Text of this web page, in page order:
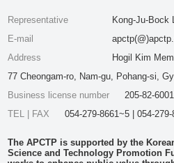
Representative
Kong-Ju-Bock
E-mail
Address
Hogil Kim
77 Cheongam-ro, Nam-gu, Pohang-si,
Business license number
205-82-
TEL | FAX
054-279-8661~5 | 054-279-
The APCTP is supported by the
Science and Technology Promotion